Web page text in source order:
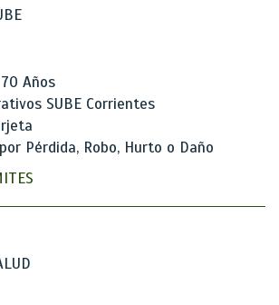
Años
SUBE Corrientes
Pérdida, Robo, Hurto o Daño